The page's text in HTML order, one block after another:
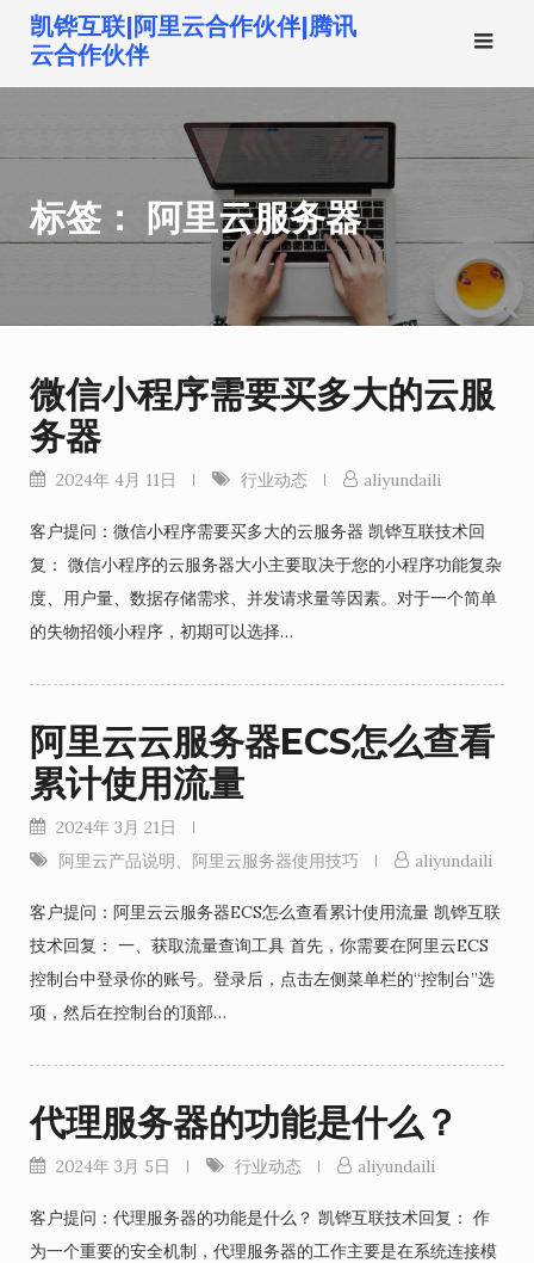
到
凯铧互联|阿里云合作伙伴|腾讯
云合作伙伴
标签： 阿里云服务器
微信小程序需要买多大的云服
务器
2024年 4月 11日 行业动态 aliyundaili
客户提问：微信小程序需要买多大的云服务器 凯铧互联技术回
复： 微信小程序的云服务器大小主要取决于您的小程序功能复杂
度、用户量、数据存储需求、并发请求量等因素。对于一个简单
的失物招领小程序，初期可以选择…
阿里云云服务器ECS怎么查看
累计使用流量
2024年 3月 21日
阿里云产品说明、 阿里云服务器使用技巧 aliyundaili
客户提问：阿里云云服务器ECS怎么查看累计使用流量 凯铧互联
技术回复： 一、获取流量查询工具 首先，你需要在阿里云ECS
控制台中登录你的账号。登录后，点击左侧菜单栏的“控制台”选
项，然后在控制台的顶部…
代理服务器的功能是什么？
2024年 3月 5日 行业动态 aliyundaili
客户提问：代理服务器的功能是什么？ 凯铧互联技术回复： 作
为一个重要的安全机制，代理服务器的工作主要是在系统连接模